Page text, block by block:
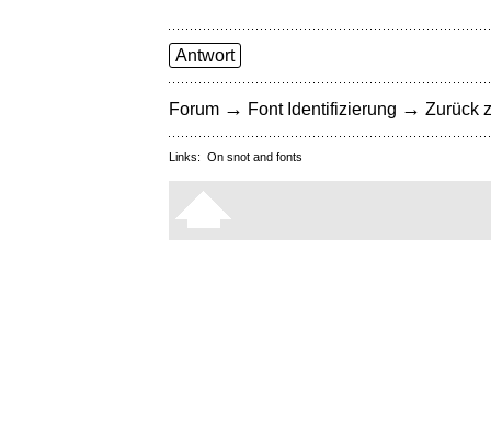
Antwort
Forum → Font Identifizierung → Zurück
Links: On snot and fonts